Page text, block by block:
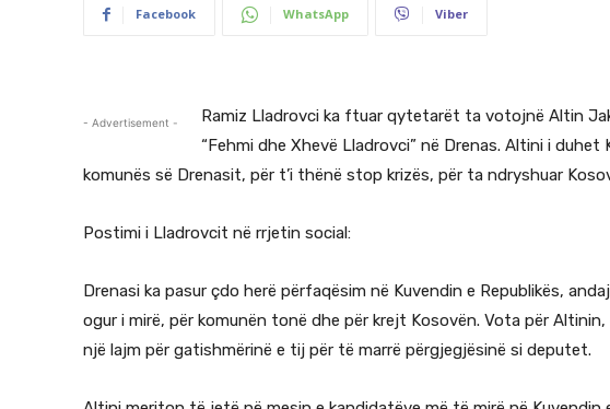
Facebook WhatsApp Viber
- Advertisement -
Ramiz Lladrovci ka ftuar qytetarët ta votojnë Altin
“Fehmi dhe Xhevë Lladrovci” në Drenas. Altini i
komunës së Drenasit, për t’i thënë stop krizës, për ta ndryshuar
Postimi i Lladrovcit në rrjetin social:
Drenasi ka pasur çdo herë përfaqësim në Kuvendin e Republikës,
ogur i mirë, për komunën tonë dhe për krejt Kosovën. Vota për
një lajm për gatishmërinë e tij për të marrë përgjegjësinë si deputet.